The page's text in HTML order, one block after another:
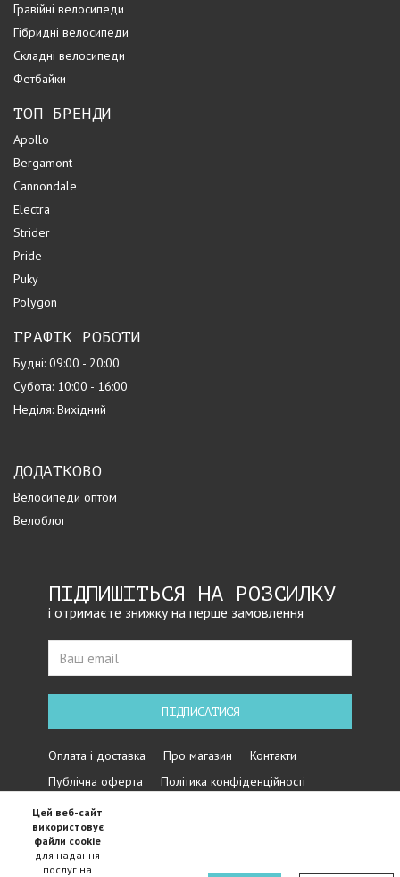
Гравійні велосипеди
Гібридні велосипеди
Складні велосипеди
Фетбайки
ТОП БРЕНДИ
Apollo
Bergamont
Cannondale
Electra
Strider
Pride
Puky
Polygon
ГРАФІК РОБОТИ
Будні: 09:00 - 20:00
Субота: 10:00 - 16:00
Неділя: Вихідний
ДОДАТКОВО
Велосипеди оптом
Велоблог
ПІДПИШІТЬСЯ НА РОЗСИЛКУ
і отримаєте знижку на перше замовлення
ПІДПИСАТИСЯ
Оплата і доставка Про магазин
Контакти
Публічна оферта
Політика конфіденційності
Цей веб-сайт
використовує
файли cookie
для надання
послуг на